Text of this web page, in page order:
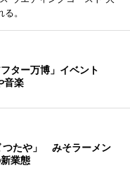
。
ター万博」イベント
音楽
つたや」 みそラーメン
業態